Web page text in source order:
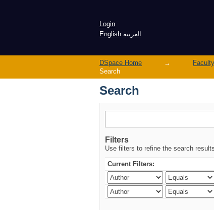
Login
English العربية
DSpace Home →
Search
Search
Filters
Use filters to refine the search
Current Filters: